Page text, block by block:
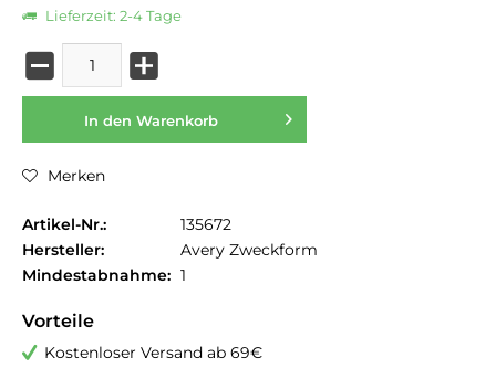
Lieferzeit: 2-4 Tage
In den Warenkorb
Merken
Artikel-Nr.:
135672
Hersteller:
Avery Zweckform
Mindestabnahme: 1
Vorteile
Kostenloser Versand ab 69€